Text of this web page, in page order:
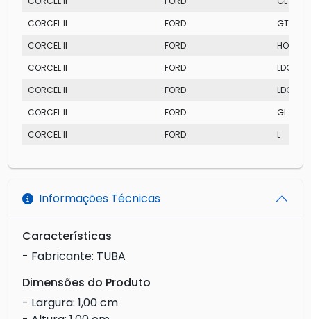
CORCEL II
FORD
GT
CORCEL II
FORD
HOBBY
CORCEL II
FORD
LDO
CORCEL II
FORD
LDO
CORCEL II
FORD
GL
CORCEL II
FORD L
Informações Técnicas
Características
- Fabricante: TUBA
Dimensões do Produto
- Largura: 1,00 cm